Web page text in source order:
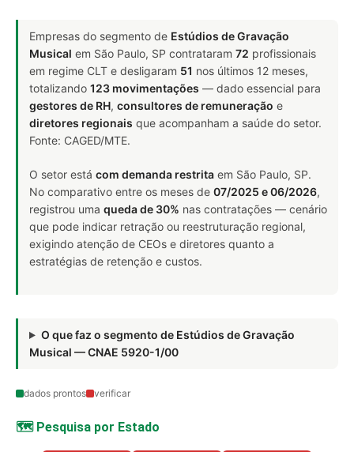
Empresas do segmento de Estúdios de Gravação
Musical em São Paulo, SP contrataram 72 profissionais
em regime CLT e desligaram 51 nos últimos 12 meses,
totalizando 123 movimentações — dado essencial para
gestores de RH, consultores de remuneração e
diretores regionais que acompanham a saúde do setor.
Fonte: CAGED/MTE.
O setor está com demanda restrita em São Paulo, SP.
No comparativo entre os meses de 07/2025 e 06/2026,
registrou uma queda de 30% nas contratações — cenário
que pode indicar retração ou reestruturação regional,
exigindo atenção de CEOs e diretores quanto a
estratégias de retenção e custos.
O que faz o segmento de Estúdios de Gravação
Musical — CNAE 5920-1/00
dados prontos verificar
🗺️ Pesquisa por Estado